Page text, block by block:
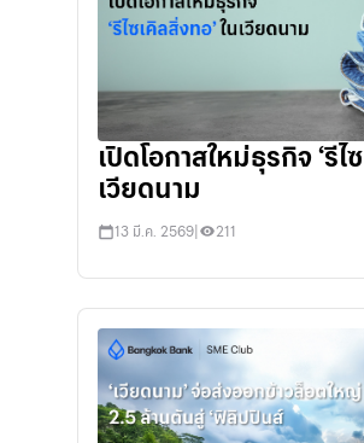
เปิดโอกาสใหม่ธุรกิจ ‘รีไ
เวียดนาม
13 มี.ค. 2569 211